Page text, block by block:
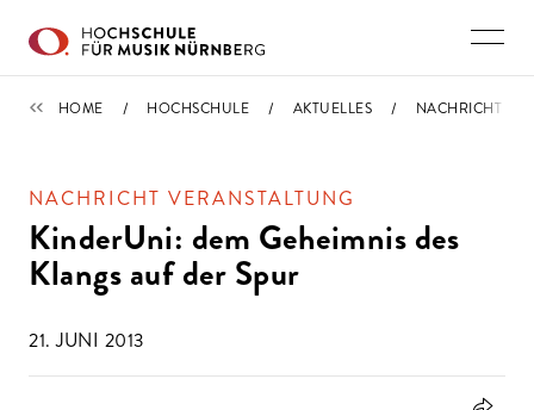
IMPORTIERT
HOME HOCHSCHULE AKTUELLES NACHRICHT
NACHRICHT VERANSTALTUNG
KinderUni: dem Geheimnis des
Klangs auf der Spur
21. JUNI 2013